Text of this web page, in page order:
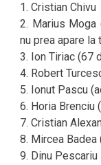
1. Cristian Chivu
2. Marius Moga
nu prea apare la
3. Ion Tiriac (67
4. Robert
5. Ionut Pascu
6. Horia Brenciu
7. Cristian
8. Mircea
9. Dinu Pescariu